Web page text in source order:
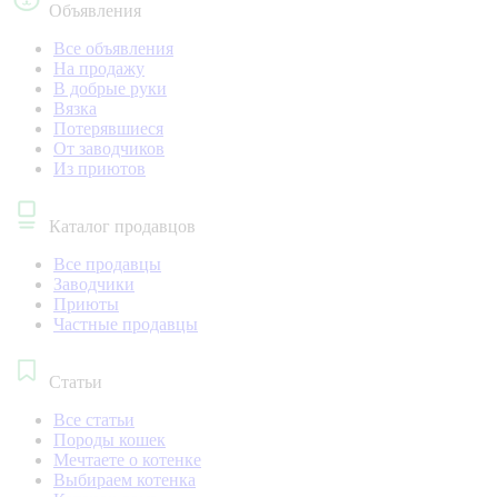
Объявления
Все объявления
На продажу
В добрые руки
Вязка
Потерявшиеся
От заводчиков
Из приютов
Каталог продавцов
Все продавцы
Заводчики
Приюты
Частные продавцы
Статьи
Все статьи
Породы кошек
Мечтаете о котенке
Выбираем котенка